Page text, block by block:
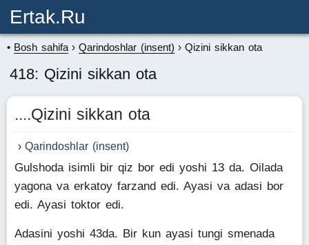
Ertak.ru
Bosh sahifa Qarindoshlar (insent) Qizini sikkan ota
418: Qizini sikkan ota
....Qizini sikkan ota
Qarindoshlar (insent)
Gulshoda isimli bir qiz bor edi yoshi 13 da. Oilada
yagona va erkatoy farzand edi. Ayasi va adasi bor
edi. Ayasi toktor edi.
Adasini yoshi 43da. Bir kun ayasi tungi smenada